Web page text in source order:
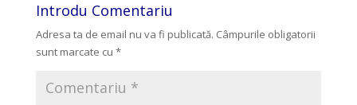
Introdu Comentariu
Adresa ta de email nu va fi publicată. Câmpurile obligatorii
sunt marcate cu *